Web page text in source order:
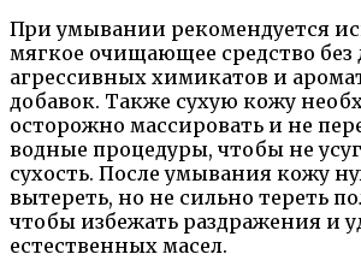
При умывании рекомендуется
мягкое очищающее средство без
агрессивных химикатов и
добавок. Также сухую кожу
осторожно массировать и не
водные процедуры, чтобы не
сухость. После умывания кожу
вытереть, но не сильно тереть
чтобы избежать раздражения и
естественных масел.